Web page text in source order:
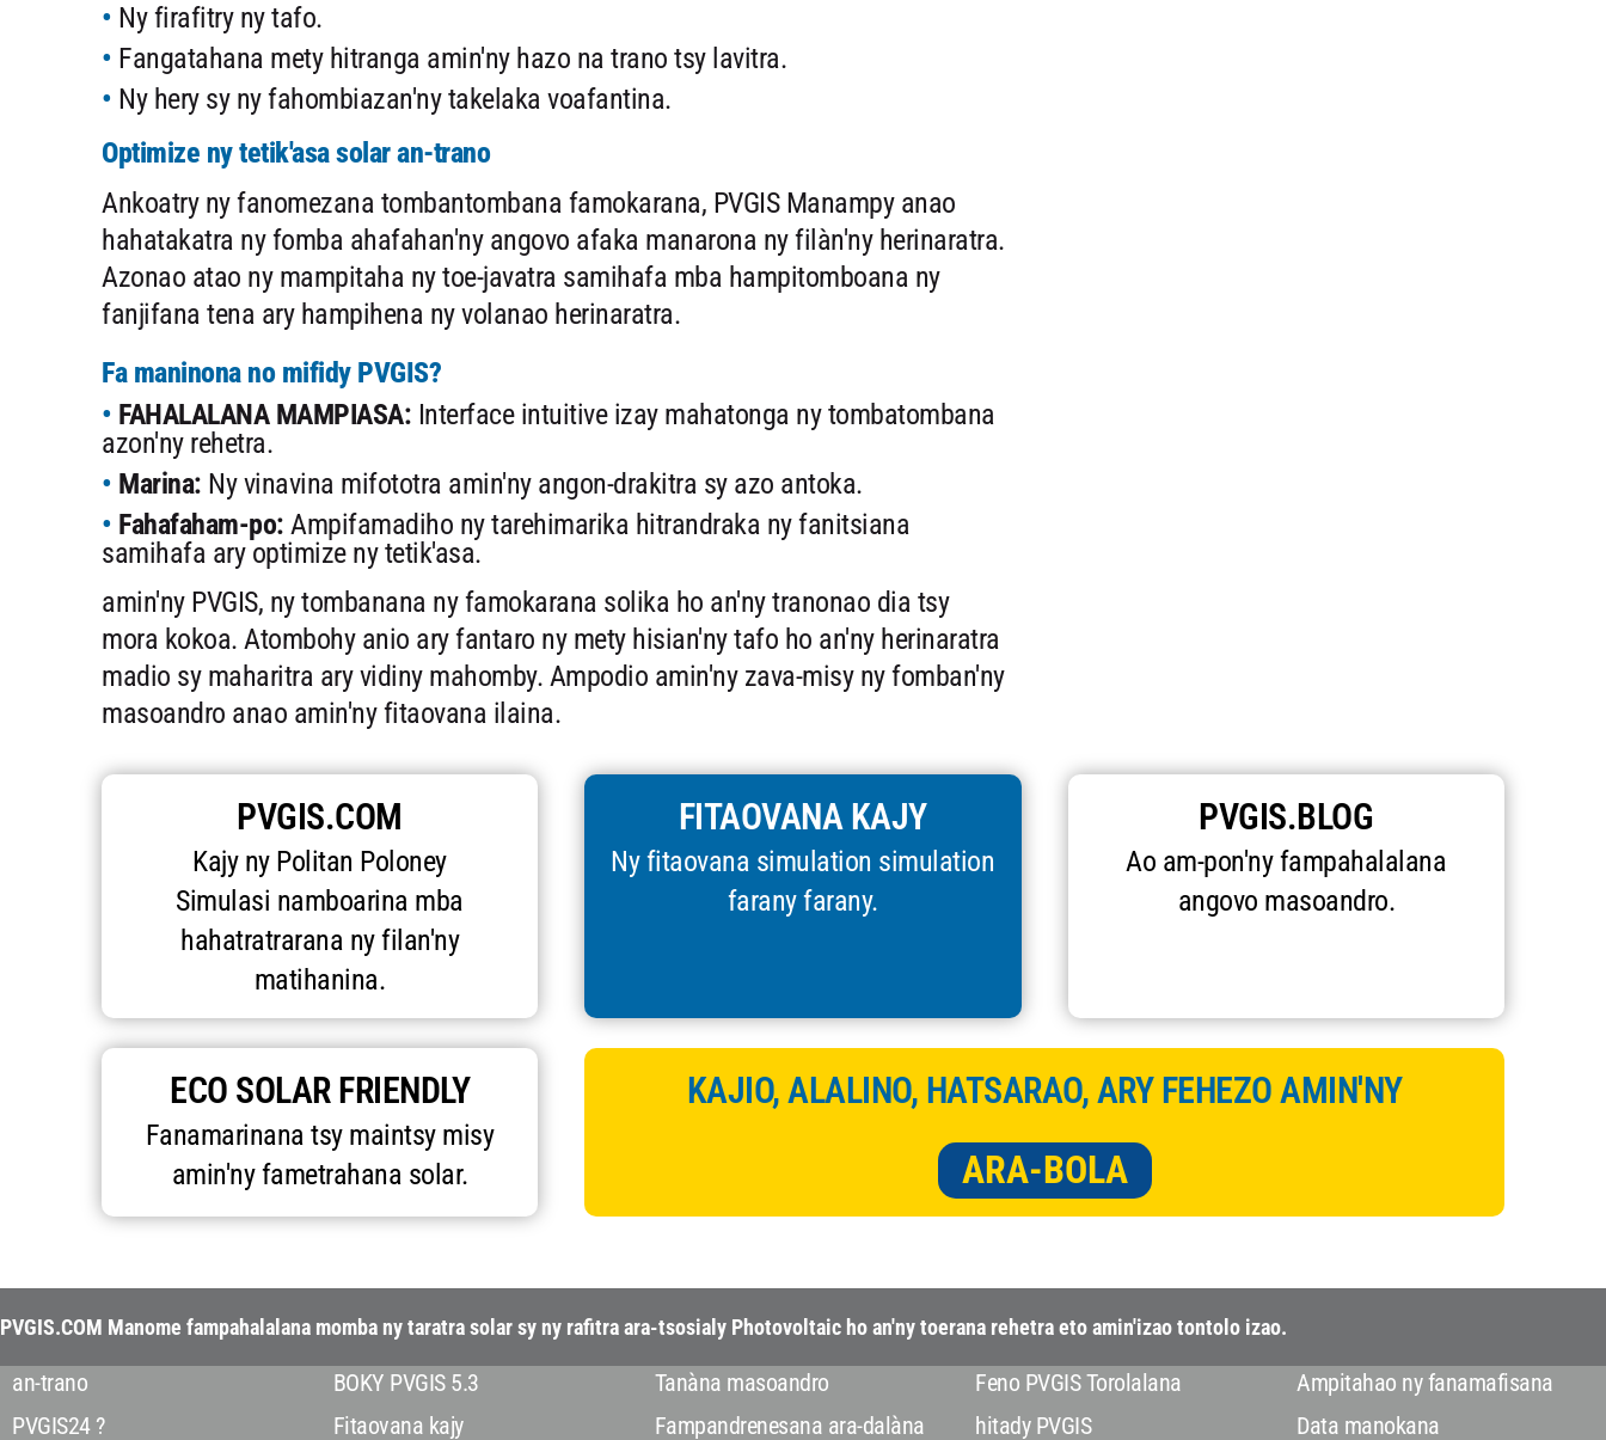
Ny firafitry ny tafo.
Fangatahana mety hitranga amin'ny hazo na trano tsy lavitra.
Ny hery sy ny fahombiazan'ny takelaka voafantina.
Optimize ny tetik'asa solar an-trano
Ankoatry ny fanomezana tombantombana famokarana, PVGIS Manampy anao
hahatakatra ny fomba ahafahan'ny angovo afaka manarona ny filàn'ny herinaratra.
Azonao atao ny mampitaha ny toe-javatra samihafa mba hampitomboana ny
fanjifana tena ary hampihena ny volanao herinaratra.
Fa maninona no mifidy PVGIS?
FAHALALANA MAMPIASA: Interface intuitive izay mahatonga ny tombatombana
azon'ny rehetra.
Marina: Ny vinavina mifototra amin'ny angon-drakitra sy azo antoka.
Fahafaham-po: Ampifamadiho ny tarehimarika hitrandraka ny fanitsiana
samihafa ary optimize ny tetik'asa.
amin'ny PVGIS, ny tombanana ny famokarana solika ho an'ny tranonao dia tsy
mora kokoa. Atombohy anio ary fantaro ny mety hisian'ny tafo ho an'ny herinaratra
madio sy maharitra ary vidiny mahomby. Ampodio amin'ny zava-misy ny fomban'ny
masoandro anao amin'ny fitaovana ilaina.
PVGIS.COM
Kajy ny Politan Poloney
Simulasi namboarina mba
hahatratrarana ny filan'ny
matihanina.
FITAOVANA KAJY
Ny fitaovana simulation simulation
farany farany.
PVGIS.BLOG
Ao am-pon'ny fampahalalana
angovo masoandro.
ECO SOLAR FRIENDLY
Fanamarinana tsy maintsy misy
amin'ny fametrahana solar.
KAJIO, ALALINO, HATSARAO, ARY FEHEZO AMIN'NY
ARA-BOLA
PVGIS.COM Manome fampahalalana momba ny taratra solar sy ny rafitra ara-tsosialy Photovoltaic ho an'ny toerana rehetra eto amin'izao tontolo izao.
an-trano
PVGIS24 ?
BOKY PVGIS 5.3
Fitaovana kajy
Tanàna masoandro
Fampandrenesana ara-dalàna
Feno PVGIS Torolalana
hitady PVGIS
Ampitahao ny fanamafisana
Data manokana